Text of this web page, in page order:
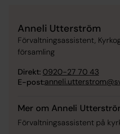
Anneli Utterström
Förvaltningsassistent,
församling
Direkt: 0920-27 70 43
E-post:
Mer om Anneli
Förvaltningsassistent på